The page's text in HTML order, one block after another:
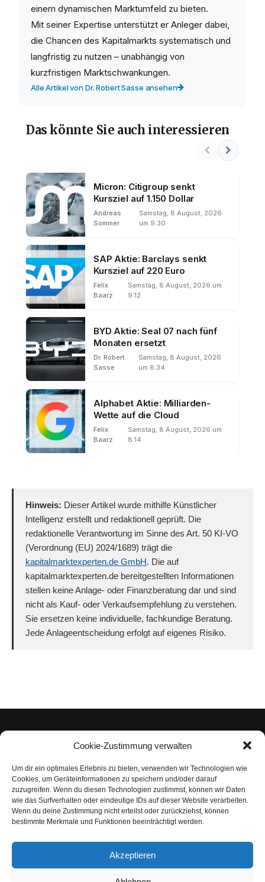
Cookie-Zustimmung verwalten
Um dir ein optimales Erlebnis zu bieten, verwenden wir Technologien wie
Cookies, um Geräteinformationen zu speichern und/oder darauf
zuzugreifen. Wenn du diesen Technologien zustimmst, können wir Daten
wie das Surfverhalten oder eindeutige IDs auf dieser Website verarbeiten.
Wenn du deine Zustimmung nicht erteilst oder zurückziehst, können
bestimmte Merkmale und Funktionen beeinträchtigt werden.
Akzeptieren
einem dynamischen Marktumfeld zu bieten.
Mit seiner Expertise unterstützt er Anleger dabei,
die Chancen des Kapitalmarkts systematisch und
langfristig zu nutzen – unabhängig von
kurzfristigen Marktschwankungen.
Alle Artikel von Dr. Robert Sasse ansehen
Das könnte Sie auch interessieren
Micron: Citigroup senkt
Kursziel auf 1.150 Dollar
Andreas
Sommer
Samstag, 8 August, 2026
um 9:30
SAP Aktie: Barclays senkt
Kursziel auf 220 Euro
Felix
Baarz
Samstag, 8 August, 2026 um
9:12
BYD Aktie: Seal 07 nach fünf
Monaten ersetzt
Dr. Robert
Sasse
Samstag, 8 August, 2026
um 8:34
Alphabet Aktie: Milliarden-
Wette auf die Cloud
Felix
Baarz
Samstag, 8 August, 2026 um
8:14
Hinweis: Dieser Artikel wurde mithilfe Künstlicher
Intelligenz erstellt und redaktionell geprüft. Die
redaktionelle Verantwortung im Sinne des Art. 50 KI-VO
(Verordnung (EU) 2024/1689) trägt die
kapitalmarktexperten.de GmbH. Die auf
kapitalmarktexperten.de bereitgestellten Informationen
stellen keine Anlage- oder Finanzberatung dar und sind
nicht als Kauf- oder Verkaufsempfehlung zu verstehen.
Sie ersetzen keine individuelle, fachkundige Beratung.
Jede Anlageentscheidung erfolgt auf eigenes Risiko.
Impressum
Datenschutzerklärung
Nutzungsbedingungen | Haftungsausschluss
AGB